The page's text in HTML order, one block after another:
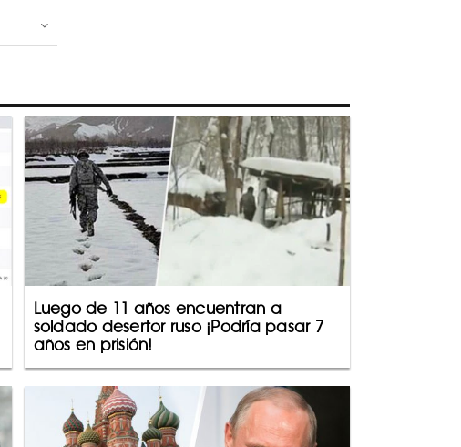
Luego de 11 años encuentran a
soldado desertor ruso ¡Podría pasar 7
años en prisión!